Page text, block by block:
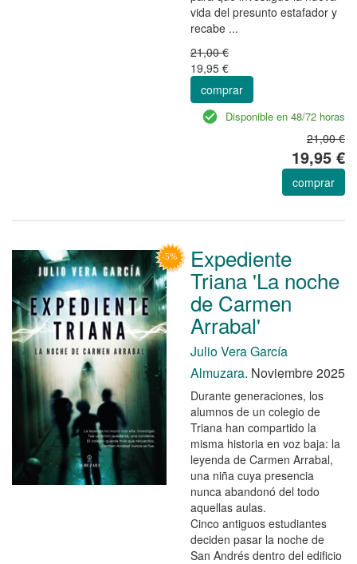
vida del presunto estafador y
recabe ...
21,00 €
19,95 €
comprar
Disponible en 48/72 horas
21,00 €
19,95 €
comprar
Expediente
Triana 'La noche
de Carmen
Arrabal'
Julio Vera García
Almuzara. Noviembre 2025
Durante generaciones, los
alumnos de un colegio de
Triana han compartido la
misma historia en voz baja: la
leyenda de Carmen Arrabal,
una niña cuya presencia
nunca abandonó del todo
aquellas aulas.
Cinco antiguos estudiantes
deciden pasar la noche de
San Andrés dentro del edificio